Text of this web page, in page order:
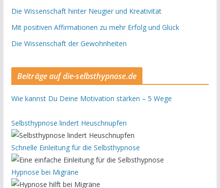
Die Wissenschaft hinter Neugier und Kreativität
Mit positiven Affirmationen zu mehr Erfolg und Glück
Die Wissenschaft der Gewohnheiten
Beiträge auf die-selbsthypnose.de
Wie kannst Du Deine Motivation stärken – 5 Wege
Selbsthypnose lindert Heuschnupfen
Schnelle Einleitung für die Selbsthypnose
Hypnose bei Migräne